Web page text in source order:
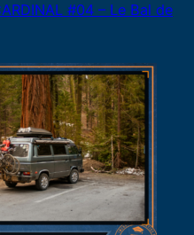
#04 – Le Bal de